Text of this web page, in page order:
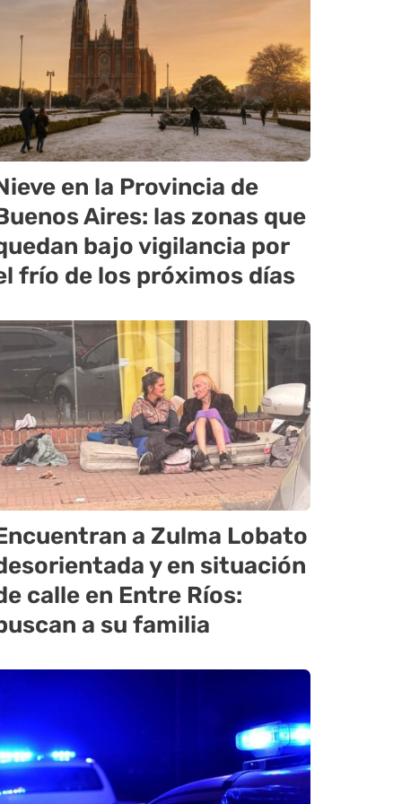
en la Provincia de
Aires: las zonas que
bajo vigilancia por
frío de los próximos días
a Zulma Lobato
y en situación
calle en Entre Ríos:
a su familia